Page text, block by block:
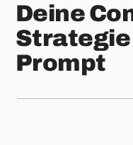
Deine
Strategie
Prompt